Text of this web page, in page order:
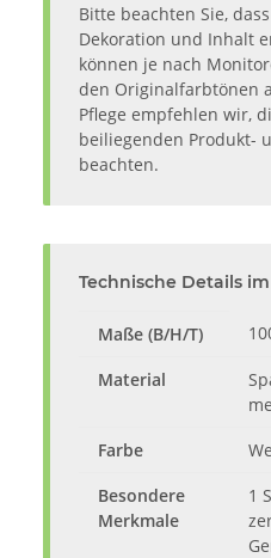
Bitte beachten Sie,
Dekoration und Inhalt
können je nach
den Originalfarbtönen
Pflege empfehlen wir,
beiliegenden Produkt-
beachten.
Technische Details
Maße (B/H/T)
Material
Farbe
Besondere
Merkmale
1